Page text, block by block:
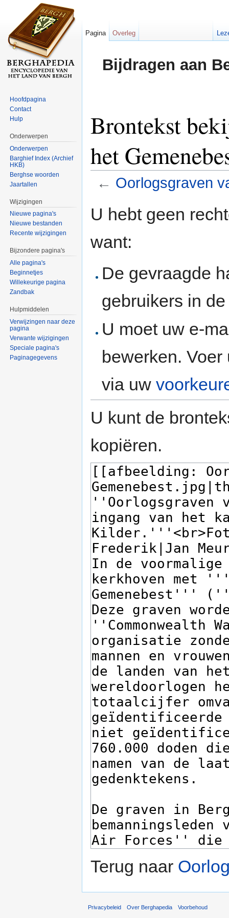
Bijdragen aan
Brontekst
het
← Oorlogsgraven
U hebt geen
want:
De gevraagde
gebruikers in
U moet uw e-
bewerken.
via uw
U kunt de
kopiëren.
Terug naar
Pagina Overleg
Hoofdpagina
Contact
Hulp
Onderwerpen
Onderwerpen
Barghief Index (Archief
HKB)
Berghse woorden
Jaartallen
Wijzigingen
Nieuwe pagina's
Nieuwe bestanden
Recente wijzigingen
Bijzondere pagina's
Alle pagina's
Beginnetjes
Willekeurige pagina
Zandbak
Hulpmiddelen
Verwijzingen naar deze
pagina
Verwante wijzigingen
Speciale pagina's
Paginagegevens
Privacybeleid Over Berghapedia Voorbehoud